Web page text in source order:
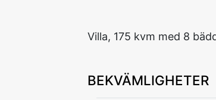
Villa, 175 kvm med 8
BEKVÄMLIGHETER